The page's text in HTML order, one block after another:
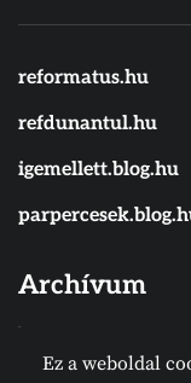
reformatus.hu
refdunantul.hu
igemellett.blog.hu
Archívum
Ez a weboldal